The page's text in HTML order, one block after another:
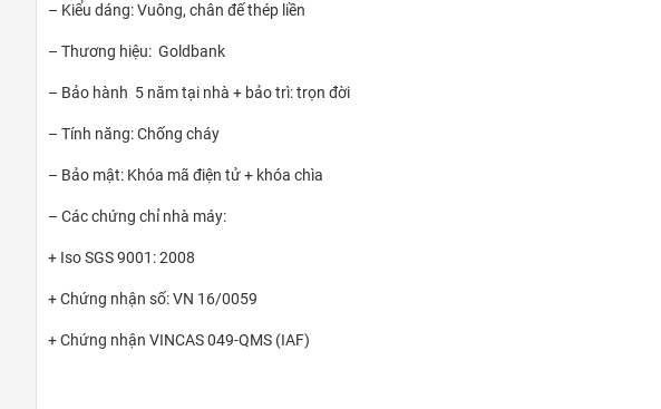
– Kiểu dáng: Vuông, chân đế thép liền
– Thương hiệu: Goldbank
– Bảo hành 5 năm tại nhà + bảo trì: trọn đời
– Tính năng: Chống cháy
– Bảo mật: Khóa mã điện tử + khóa chìa
– Các chứng chỉ nhà máy:
+ Iso SGS 9001: 2008
+ Chứng nhận số: VN 16/0059
+ Chứng nhận VINCAS 049-QMS (IAF)